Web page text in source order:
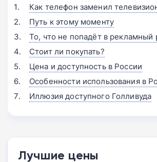
Как телефон заменил
Путь к этому моменту
То, что не попадёт в рекламный
Стоит ли покупать?
Цена и доступность в России
Особенности использования в
Иллюзия доступного Голливуда
Лучшие цены